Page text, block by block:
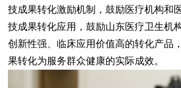
技成果转化激励机制，鼓励医疗机构和
技成果转化应用，鼓励山东医疗卫生机
创新性强、临床应用价值高的转化产品
果转化为服务群众健康的实际成效。